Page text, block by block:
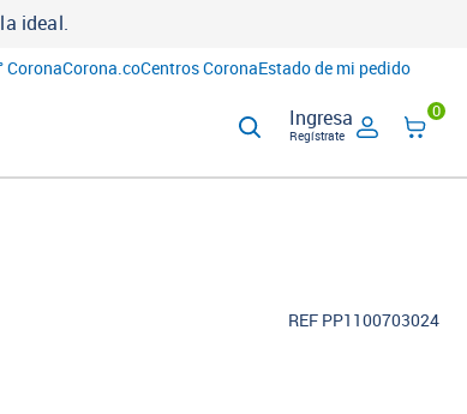
ideal.
CoronaCorona.coCentros CoronaEstado de mi pedido
Ingresa
Regístrate
0
REF PP1100703024